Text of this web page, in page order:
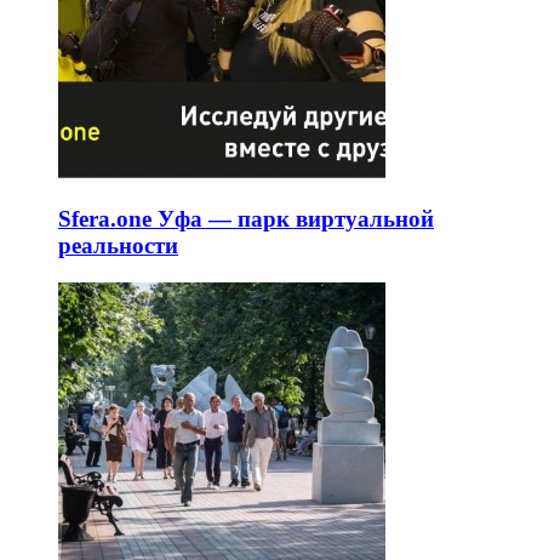
Sfera.one Уфа — парк виртуальной
реальности